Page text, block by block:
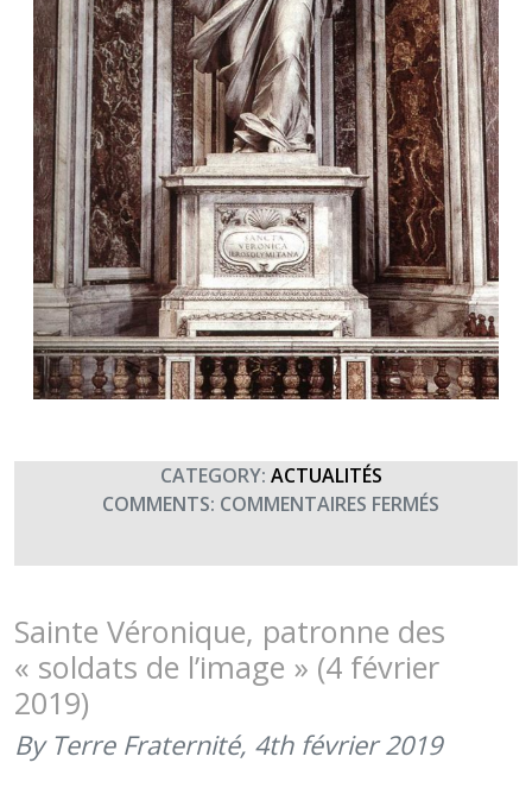
CATEGORY: ACTUALITÉS
COMMENTS: COMMENTAIRES FERMÉS
«
(4
FÉVRIER
Sainte Véronique, patronne des
« soldats de l’image » (4 février
2019)
By Terre Fraternité, 4th février 2019